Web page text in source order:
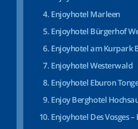
Enjoyhotel Marleen
Enjoyhotel Bürgerhof
Enjoyhotel am Kurpark
Enjoyhotel Westerwald
Enjoyhotel Eburon
Enjoy Berghotel
Enjoyhotel Des Vosges –